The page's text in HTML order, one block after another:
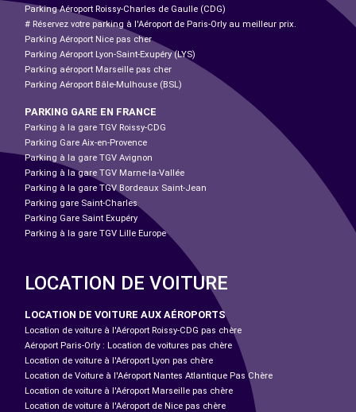
Parking Aéroport Roissy-Charles de Gaulle (CDG)
# Réservez votre parking à l'Aéroport de Paris-Orly au meilleur prix.
Parking Aéroport Nice pas cher
Parking Aéroport Lyon-Saint-Exupéry (LYS)
Parking aéroport Marseille pas cher
Parking Aéroport Bâle-Mulhouse (BSL)
PARKING GARE EN FRANCE
Parking à la gare TGV Roissy-CDG
Parking Gare Aix-en-Provence
Parking à la gare TGV Avignon
Parking à la gare TGV Marne-la-Vallée
Parking à la gare TGV Bordeaux Saint-Jean
Parking gare Saint-Charles
Parking Gare Saint Exupéry
Parking à la gare TGV Lille Europe
LOCATION DE VOITURE
LOCATION DE VOITURE AUX AÉROPORTS
Location de voiture à l'Aéroport Roissy-CDG pas chère
Aéroport Paris-Orly : Location de voitures pas chère
Location de voiture à l'Aéroport Lyon pas chère
Location de Voiture à l'Aéroport Nantes Atlantique Pas Chère
Location de voiture à l'Aéroport Marseille pas chère
Location de voiture à l'Aéroport de Nice pas chère